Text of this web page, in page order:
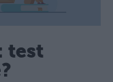
test